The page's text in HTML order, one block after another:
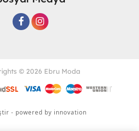
© 2026 Ebru Moda
- powered by innovation